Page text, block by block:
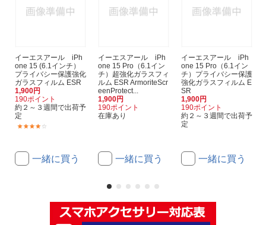
イーエスアール iPh
one 15 (6.1インチ）
プライバシー保護強化
ガラスフィルム ESR
1,900円
190ポイント
約２～３週間で出荷予
定
一緒に買う
イーエスアール iPh
one 15 Pro（6.1イン
チ）超強化ガラスフィ
ルム ESR ArmoriteScr
eenProtect...
1,900円
190ポイント
在庫あり
一緒に買う
イーエスアール iPh
one 15 Pro（6.1イン
チ）プライバシー保護
強化ガラスフィルム E
SR
1,900円
190ポイント
約２～３週間で出荷予
定
一緒に買う